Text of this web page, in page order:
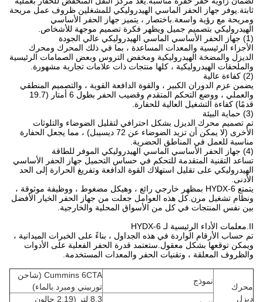
ثابتة.يوفر جهاز الحفر الماسي الهيدروليكي للمشغلين ظروف عمل مريحة
ومريحة مع رؤية واسعة.باختصار ، يتميز جهاز الحفر الأساسي
الهيدروليكي بتصميم جميل ويظهر فكرة تصميم موجهة للأشخاص.
(1) جهاز الحفر الأساسي الماسي الهيدروليكي عالي الجودة
الأجزاء الرئيسية والمعدات المساعدة ، بما في ذلك المحرك ومحرك
الديزل والمضخة الهيدروليكية ومخفض التروس وبعض الصمامات الرئيسية
والملحقات الهيدروليكية ، كلها منتجات ذات علامات تجارية مشهورة.
(2) كفاءة عالية
يضمن عزم الدوران الكبير ، والقوة الدافعة القوية ، والتصميم المنطقي
والعملي ، ووضع التحكم المتقدم وقضيب الحفر بطول 6 أمتار (19.7
قدمًا) كفاءة التشغيل العالية للحفارة.
(3) حماية البيئة
تم تصميم محرك الديزل بشكل احترافي لتقليل الضوضاء والتلوثات
الأخرى (لا يمكن أن تزيد الضوضاء عن 72 ديسيبل) ، مما يجعل الحفارة
مناسبة للعمل في المناطق الحضرية.
(4) جهاز الحفر الأساسي الماسي الهيدروليكي الموفر للطاقة
تساعد التقنية المتقدمة للتحكم في حساس التحميل جهاز الحفر الأساسي
الهيدروليكي على تقليل استهلاك القوة الدافعة وتفريغ الحرارة إلى الحد
الأدنى.
يتمتع HYDX-6 بمظهر خارجي رائع ، وهيكل مضغوط ، ووظيفة موثوقة ،
ونظام تشغيل مرن.كل هذه العوامل جعلت من جهاز الحفر الخيار الأفضل
بين نفس المنتجات في كل من الأسواق المحلية والخارجية.
II.معلمات الأداء الرئيسية لـ HYDX-6
تم حساب الأرقام الواردة في هذه الجداول ، بناءً على الخبرات الميدانية ،
ويمكن توقعها بشكل معقول.ستعتمد قدرة الحفر الفعلية على الأدوات
والظروف المعلقة ، وتقنيات الحفر والمعدات المستخدمة.
محرك
ديزل
نموذج
Cummins 6CTA (شاحن
توربيني ومبرد بالماء)
8.3 لتر (2.19 جالون